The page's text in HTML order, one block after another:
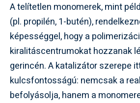
A telítetlen monomerek, mint
(pl. propilén, 1-butén),
képességgel, hogy a
kiralitáscentrumokat hozzanak
gerincén. A katalizátor szerepe
kulcsfontosságú: nemcsak a
befolyásolja, hanem a